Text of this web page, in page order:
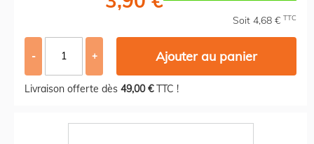
Soit 4,68 € TTC
- + Ajouter au panier
Livraison offerte dès 49,00 €TTC !